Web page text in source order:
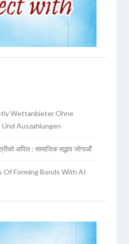
Wettanbieter Ohne
Und Auszahlungen
अपिल : सामाजिक सद्भाव जोगाऔं
Of Forming Bonds With AI